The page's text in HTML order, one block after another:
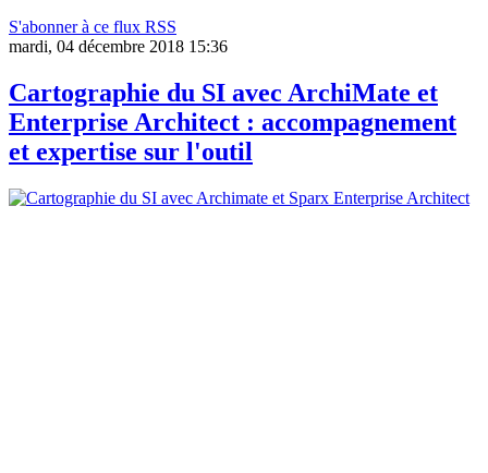
S'abonner à ce flux RSS
mardi, 04 décembre 2018 15:36
Cartographie du SI avec ArchiMate et
Enterprise Architect : accompagnement
et expertise sur l'outil